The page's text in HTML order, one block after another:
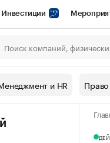
Инвестиции
Конференции СПб
Рынок
и HR Право